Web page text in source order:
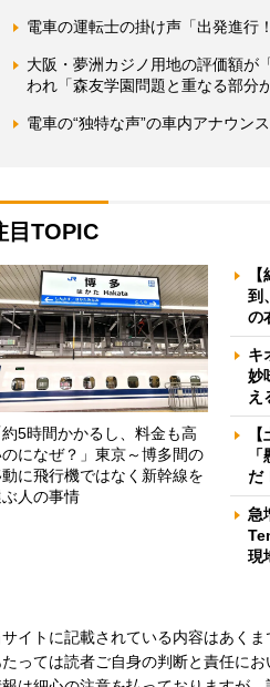
電車の運転士の掛け声「出発進
大阪・夢洲カジノ用地の評価額が
われ「森友学園問題と重なる部分
電車の“独特な声”の車内アナウ
目TOPIC
約5時間かかるし、料金も高
のになぜ？」東京～博多間の
に飛行機ではなく新幹線を
人の事情
到
の
キ
妙
え
だ
急
現
サイトに記載されている内容はあく
たっては読者ご自身の判断と責任に